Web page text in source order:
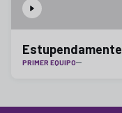
Estupendamente
PRIMER EQUIPO